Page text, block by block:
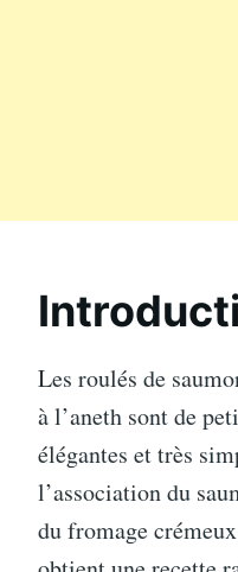
Les roulés de
à l’aneth sont de
élégantes et très
l’association du
du fromage